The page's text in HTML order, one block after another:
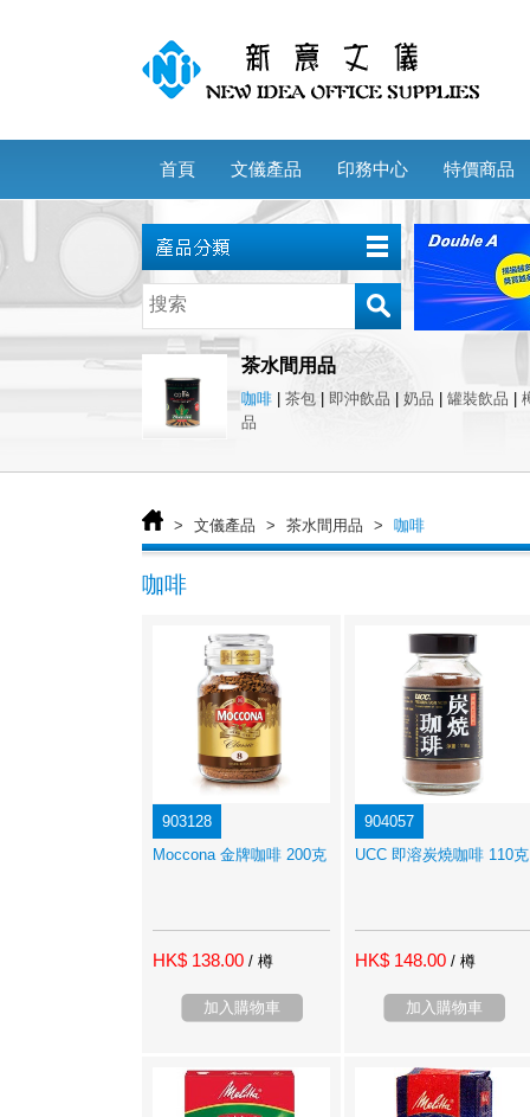
首頁 文儀產品 印務中心 特價商品
茶水間用品
咖啡 茶包 即沖飲品 奶品 罐裝飲品
品
> 文儀產品 > 茶水間用品 > 咖啡
咖啡
903128
Moccona 金牌咖啡 200克
HK$ 138.00 / 樽
加入購物車
904057
UCC 即溶炭燒咖啡 110克
HK$ 148.00 / 樽
加入購物車